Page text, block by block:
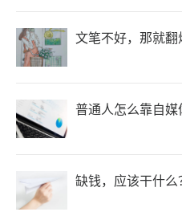
文笔不好，那就翻
普通人怎么靠自媒
缺钱，应该干什么